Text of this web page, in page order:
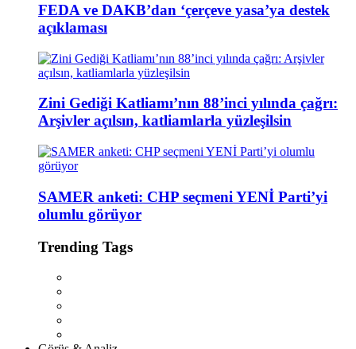
FEDA ve DAKB’dan ‘çerçeve yasa’ya destek
açıklaması
Zini Gediği Katliamı’nın 88’inci yılında çağrı:
Arşivler açılsın, katliamlarla yüzleşilsin
SAMER anketi: CHP seçmeni YENİ Parti’yi
olumlu görüyor
Trending Tags